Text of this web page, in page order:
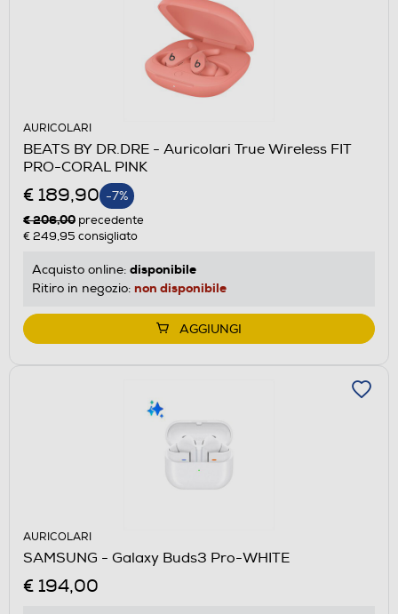
AURICOLARI
BEATS BY DR.DRE - Auricolari True Wireless FIT
PRO-CORAL PINK
€ 189,90 -7%
€ 206,00 precedente
€ 249,95 consigliato
Acquisto online: disponibile
Ritiro in negozio: non disponibile
AGGIUNGI
AURICOLARI
SAMSUNG - Galaxy Buds3 Pro-WHITE
€ 194,00